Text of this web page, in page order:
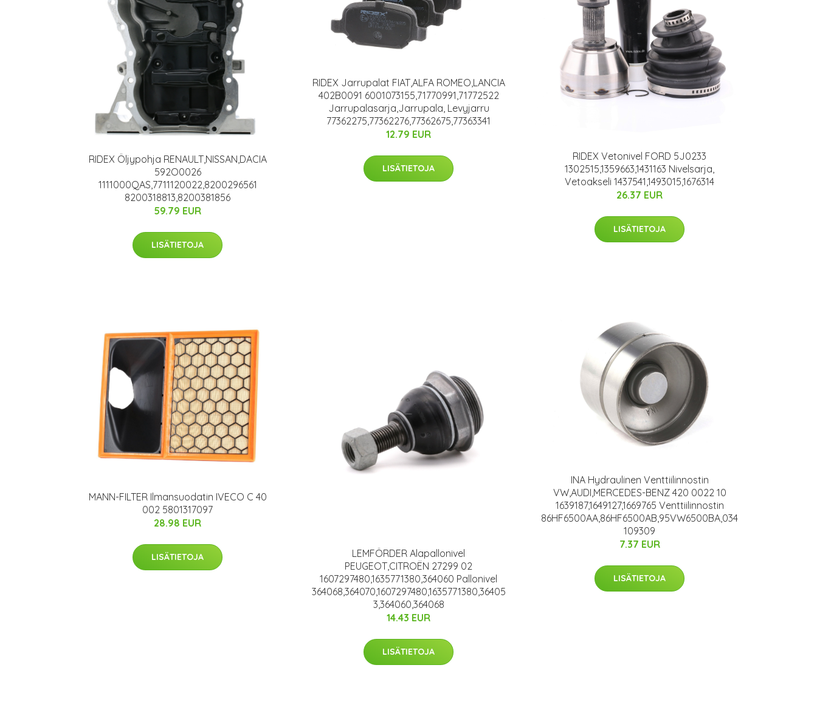
RIDEX Öljypohja RENAULT,NISSAN,DACIA
592O0026
1111000QAS,7711120022,8200296561
8200318813,8200381856
59.79 EUR
LISÄTIETOJA
RIDEX Jarrupalat FIAT,ALFA ROMEO,LANCIA
402B0091 6001073155,71770991,71772522
Jarrupalasarja,Jarrupala, Levyjarru
77362275,77362276,77362675,77363341
12.79 EUR
LISÄTIETOJA
RIDEX Vetonivel FORD 5J0233
1302515,1359663,1431163 Nivelsarja,
Vetoakseli 1437541,1493015,1676314
26.37 EUR
LISÄTIETOJA
MANN-FILTER Ilmansuodatin IVECO C 40
002 5801317097
28.98 EUR
LISÄTIETOJA
LEMFÖRDER Alapallonivel
PEUGEOT,CITROËN 27299 02
1607297480,1635771380,364060 Pallonivel
364068,364070,1607297480,1635771380,36405
3,364060,364068
14.43 EUR
LISÄTIETOJA
INA Hydraulinen Venttiilinnostin
VW,AUDI,MERCEDES-BENZ 420 0022 10
1639187,1649127,1669765 Venttiilinnostin
86HF6500AA,86HF6500AB,95VW6500BA,034
109309
7.37 EUR
LISÄTIETOJA